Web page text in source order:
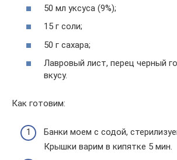
50 мл уксуса (9%);
15 г соли;
50 г сахара;
Лавровый лист, перец черный
вкусу.
Как готовим:
Банки моем с содой,
Крышки варим в кипятке 5 мин.